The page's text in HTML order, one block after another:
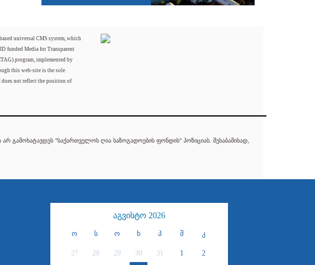
universal CMS system, which
funded Media for Transparent
program, implemented by
this web-site is the sole
not reflect the position of
გამოხატავდეს "საქართველოს ღია საზოგადოების ფონდის" პოზიციას. შესაბამისად,
აგვისტო 2026
ო ს ო ხ პ შ კ
27 28 29 30 31 1 2